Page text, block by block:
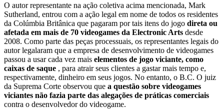
O autor representante na ação coletiva acima mencionada, Mark
Sutherland, entrou com a ação legal em nome de todos os residentes
da Colúmbia Britânica que pagaram por tais itens do jogo direta ou
afetada em mais de 70 videogames da Electronic Arts desde
2008. Como parte das peças processuais, os representantes legais do
autor legalaram que a empresa de desenvolvimento de videogames
passou a usar cada vez mais elementos de jogo viciante, como
caixas de saque , para atrair seus clientes a gastar mais tempo e,
respectivamente, dinheiro em seus jogos. No entanto, o B.C. O juiz
da Suprema Corte observou que a questão sobre videogames
viciantes não fazia parte das alegações de práticas comerciais
contra o desenvolvedor do videogame.